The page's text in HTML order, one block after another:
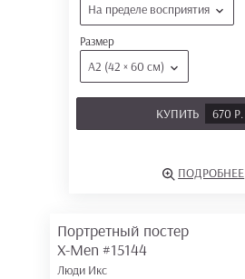
На пределе восприятия
Размер
А2 (42 × 60 см)
КУПИТЬ 670 Р.
ПОДРОБНЕЕ
Портретный постер
X-Men #15144
Люди Икс